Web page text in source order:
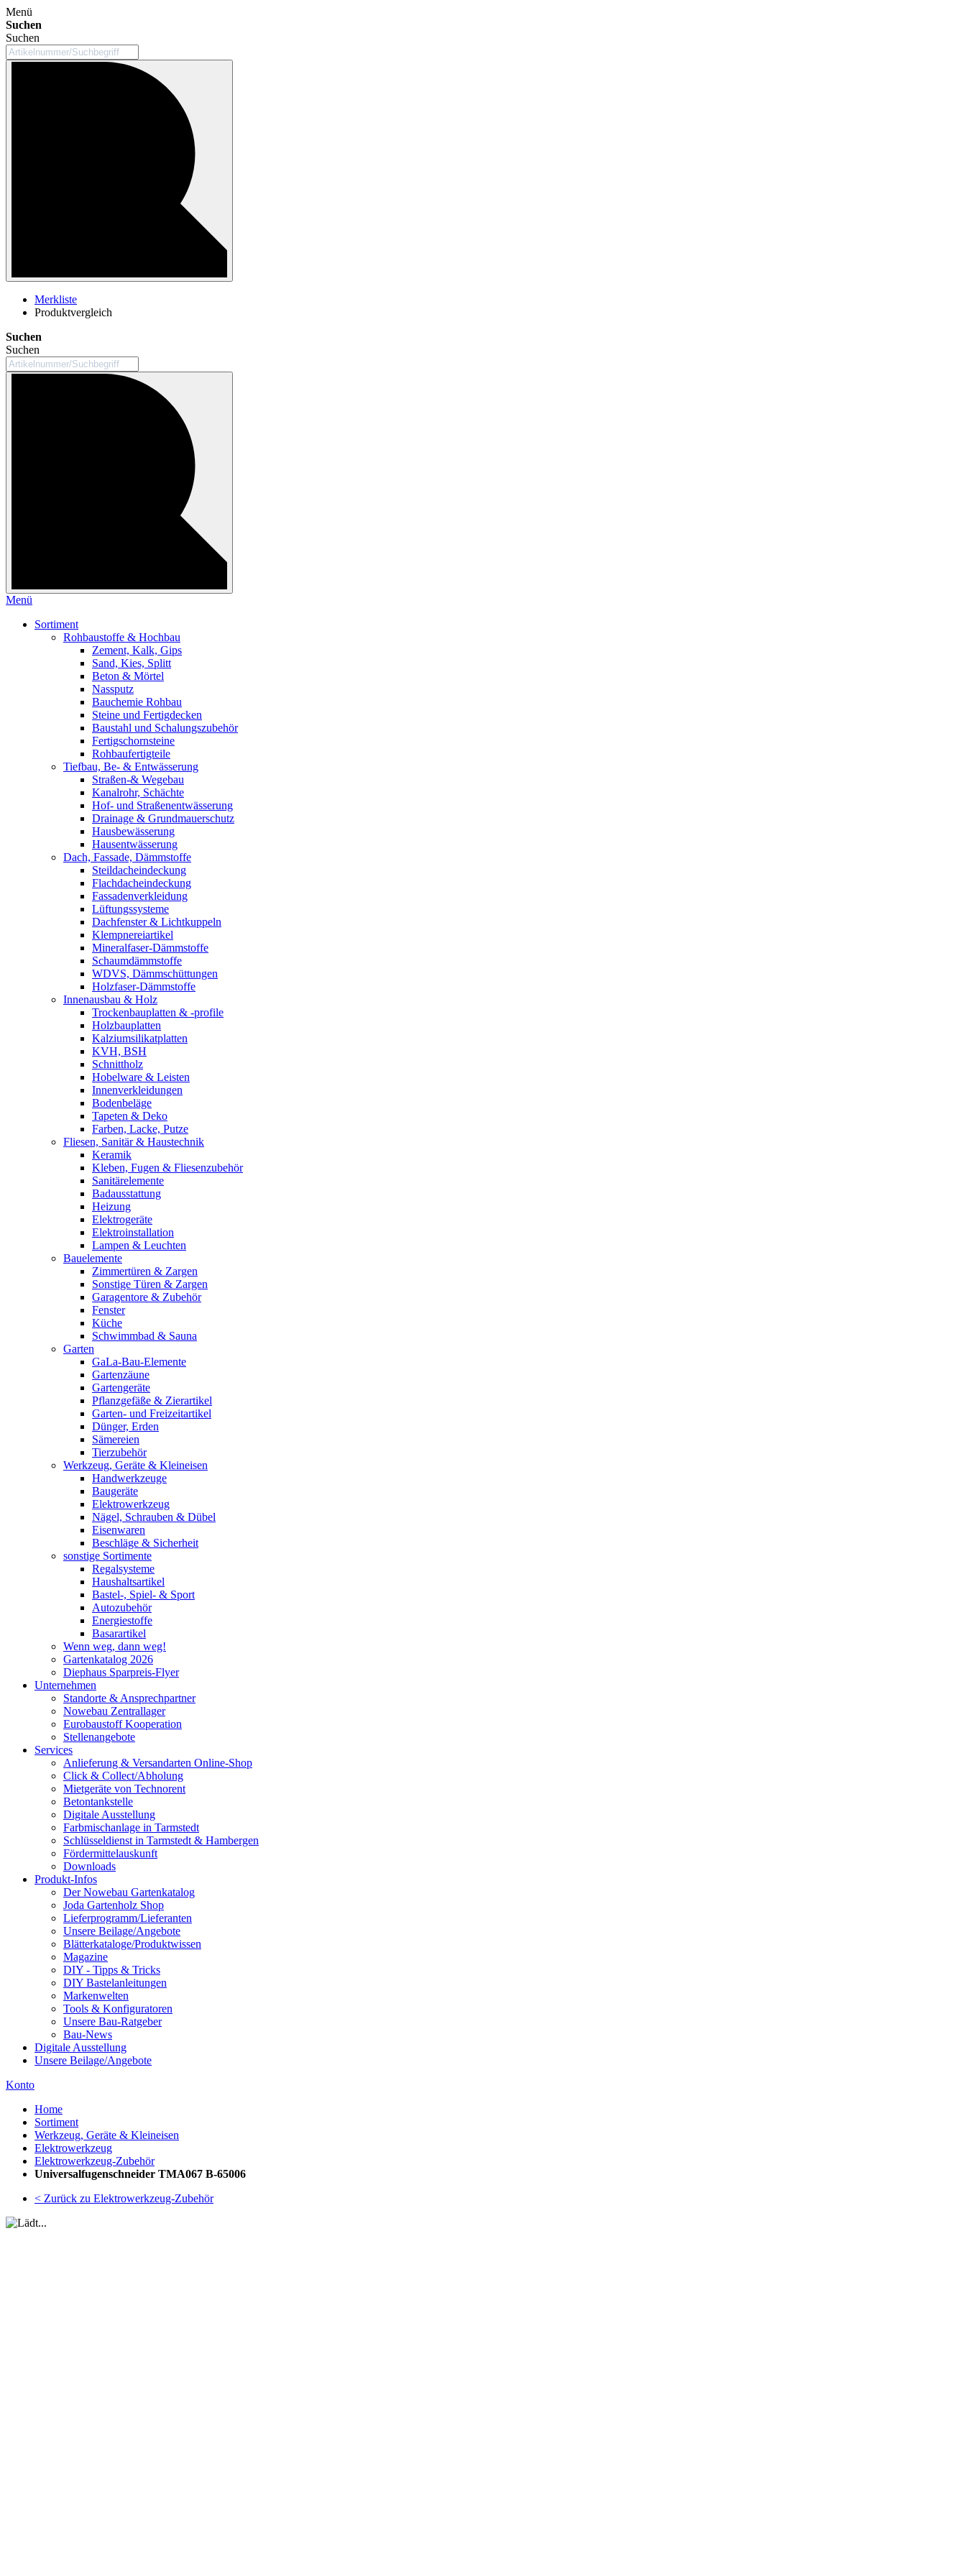
Menü
Suchen
Suchen
Merkliste
Produktvergleich
Suchen
Suchen
Menü
Sortiment
Rohbaustoffe & Hochbau
Zement, Kalk, Gips
Sand, Kies, Splitt
Beton & Mörtel
Nassputz
Bauchemie Rohbau
Steine und Fertigdecken
Baustahl und Schalungszubehör
Fertigschornsteine
Rohbaufertigteile
Tiefbau, Be- & Entwässerung
Straßen-& Wegebau
Kanalrohr, Schächte
Hof- und Straßenentwässerung
Drainage & Grundmauerschutz
Hausbewässerung
Hausentwässerung
Dach, Fassade, Dämmstoffe
Steildacheindeckung
Flachdacheindeckung
Fassadenverkleidung
Lüftungssysteme
Dachfenster & Lichtkuppeln
Klempnereiartikel
Mineralfaser-Dämmstoffe
Schaumdämmstoffe
WDVS, Dämmschüttungen
Holzfaser-Dämmstoffe
Innenausbau & Holz
Trockenbauplatten & -profile
Holzbauplatten
Kalziumsilikatplatten
KVH, BSH
Schnittholz
Hobelware & Leisten
Innenverkleidungen
Bodenbeläge
Tapeten & Deko
Farben, Lacke, Putze
Fliesen, Sanitär & Haustechnik
Keramik
Kleben, Fugen & Fliesenzubehör
Sanitärelemente
Badausstattung
Heizung
Elektrogeräte
Elektroinstallation
Lampen & Leuchten
Bauelemente
Zimmertüren & Zargen
Sonstige Türen & Zargen
Garagentore & Zubehör
Fenster
Küche
Schwimmbad & Sauna
Garten
GaLa-Bau-Elemente
Gartenzäune
Gartengeräte
Pflanzgefäße & Zierartikel
Garten- und Freizeitartikel
Dünger, Erden
Sämereien
Tierzubehör
Werkzeug, Geräte & Kleineisen
Handwerkzeuge
Baugeräte
Elektrowerkzeug
Nägel, Schrauben & Dübel
Eisenwaren
Beschläge & Sicherheit
sonstige Sortimente
Regalsysteme
Haushaltsartikel
Bastel-, Spiel- & Sport
Autozubehör
Energiestoffe
Basarartikel
Wenn weg, dann weg!
Gartenkatalog 2026
Diephaus Sparpreis-Flyer
Unternehmen
Standorte & Ansprechpartner
Nowebau Zentrallager
Eurobaustoff Kooperation
Stellenangebote
Services
Anlieferung & Versandarten Online-Shop
Click & Collect/Abholung
Mietgeräte von Technorent
Betontankstelle
Digitale Ausstellung
Farbmischanlage in Tarmstedt
Schlüsseldienst in Tarmstedt & Hambergen
Fördermittelauskunft
Downloads
Produkt-Infos
Der Nowebau Gartenkatalog
Joda Gartenholz Shop
Lieferprogramm/Lieferanten
Unsere Beilage/Angebote
Blätterkataloge/Produktwissen
Magazine
DIY - Tipps & Tricks
DIY Bastelanleitungen
Markenwelten
Tools & Konfiguratoren
Unsere Bau-Ratgeber
Bau-News
Digitale Ausstellung
Unsere Beilage/Angebote
Konto
Home
Sortiment
Werkzeug, Geräte & Kleineisen
Elektrowerkzeug
Elektrowerkzeug-Zubehör
Universalfugenschneider TMA067 B-65006
< Zurück zu Elektrowerkzeug-Zubehör